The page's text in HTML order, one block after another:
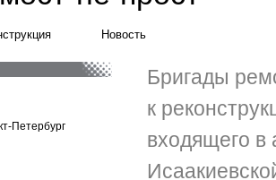
Новость
Петербург
Бригады
к
входящего в